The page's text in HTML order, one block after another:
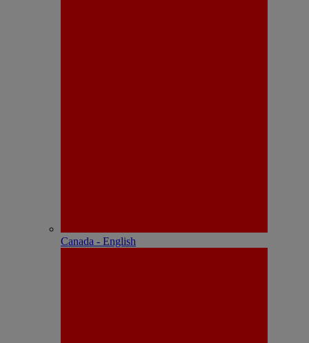
Canada - English